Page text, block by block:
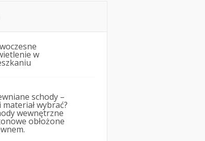
w
schody –
materiał wybrać?
wewnętrzne
obłożone